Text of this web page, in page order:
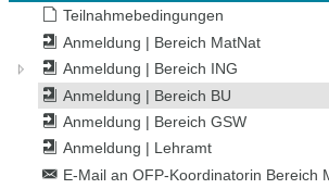
Teilnahmebedingungen
Anmeldung | Bereich MatNat
Anmeldung | Bereich ING
Anmeldung | Bereich BU
Anmeldung | Bereich GSW
Anmeldung | Lehramt
E-Mail an OFP-Koordinatorin Bereich